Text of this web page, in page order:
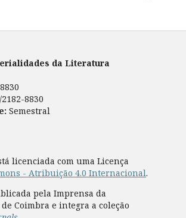
da Literatura
2182-8830
Semestral
licenciada com uma Licença
- Atribuição 4.0 Internacional.
pela Imprensa da
Coimbra e integra a coleção